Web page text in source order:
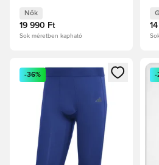
Nők
19 990 Ft
Sok méretben kapható
Megnyit egy modált a
-36% -